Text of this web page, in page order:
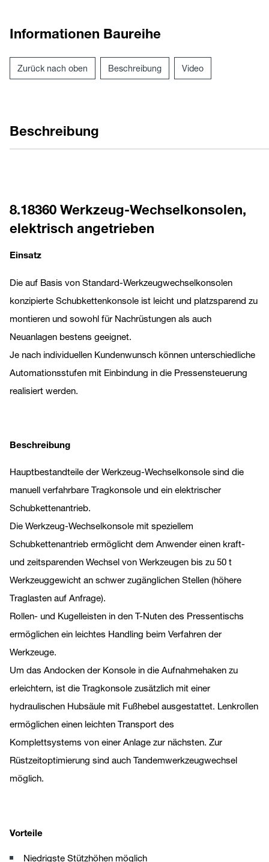
Informationen Baureihe
Zurück nach oben Beschreibung Video
Beschreibung
8.18360 Werkzeug-Wechselkonsolen,
elektrisch angetrieben
Einsatz
Die auf Basis von Standard-Werkzeugwechselkonsolen
konzipierte Schubkettenkonsole ist leicht und platzsparend zu
montieren und sowohl für Nachrüstungen als auch
Neuanlagen bestens geeignet.
Je nach individuellen Kundenwunsch können unterschiedliche
Automationsstufen mit Einbindung in die Pressensteuerung
realisiert werden.
Beschreibung
Hauptbestandteile der Werkzeug-Wechselkonsole sind die
manuell verfahrbare Tragkonsole und ein elektrischer
Schubkettenantrieb.
Die Werkzeug-Wechselkonsole mit speziellem
Schubkettenantrieb ermöglicht dem Anwender einen kraft-
und zeitsparenden Wechsel von Werkzeugen bis zu 50 t
Werkzeuggewicht an schwer zugänglichen Stellen (höhere
Traglasten auf Anfrage).
Rollen- und Kugelleisten in den T-Nuten des Pressentischs
ermöglichen ein leichtes Handling beim Verfahren der
Werkzeuge.
Um das Andocken der Konsole in die Aufnahmehaken zu
erleichtern, ist die Tragkonsole zusätzlich mit einer
hydraulischen Hubsäule mit Fußhebel ausgestattet. Lenkrollen
ermöglichen einen leichten Transport des
Komplettsystems von einer Anlage zur nächsten. Zur
Rüstzeitoptimierung sind auch Tandemwerkzeugwechsel
möglich.
Vorteile
Niedrigste Stützhöhen möglich